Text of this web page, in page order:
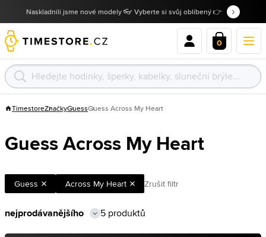
Naskladnili jsme nové modely 👓 Vyberte si svůj oblíbený 👉
0
TimestoreZnačkyGuessGuess Across My Heart
Guess Across My Heart
Guess Across My Heart Zrušit filtr
5 produktů